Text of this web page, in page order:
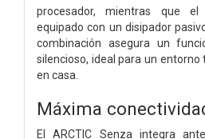
procesador, mientras que
equipado con un disipador
combinación asegura un
silencioso, ideal para un entorno
en casa.
Máxima
El ARCTIC Senza integra